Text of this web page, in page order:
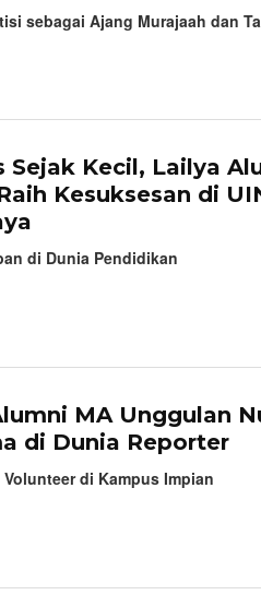
sebagai Ajang Murajaah dan
Sejak Kecil, Lailya
Kesuksesan di
di Dunia Pendidikan
MA Unggulan
di Dunia Reporter
di Kampus Impian